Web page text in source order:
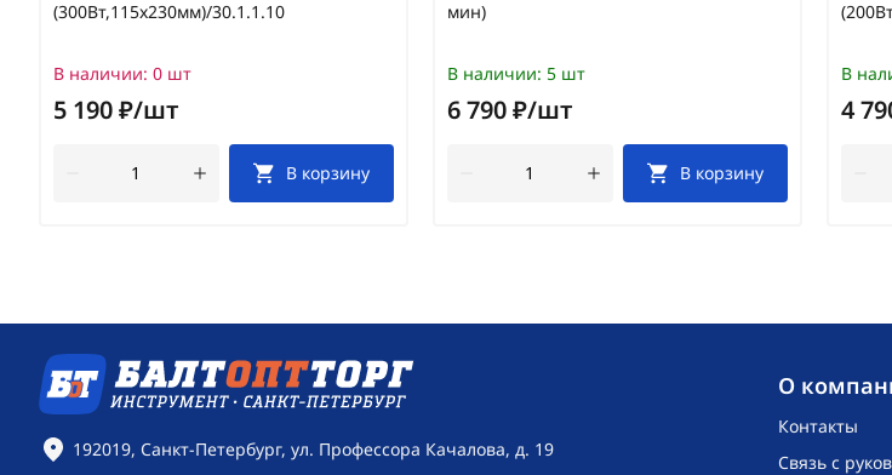
(300Вт,115х230мм)/30.1.1.10
В наличии: 0 шт
5 190 ₽/шт
В корзину
мин)
В наличии: 5 шт
6 790 ₽/шт
В корзину
В
4
O
Контакты
Связь с
Контактная информация
192019, Санкт-Петербург, ул. Профессора Качалова, д. 19